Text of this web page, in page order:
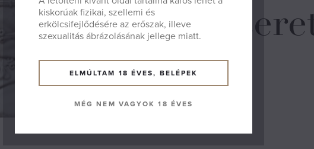
a halál
kiskorúak fizikai, szellemi és
erkölcsifejlődésére az erőszak, illeve
szexualitás ábrázolásának jellege miatt.
ELMÚLTAM 18 ÉVES, BELÉPEK
MÉG NEM VAGYOK 18 ÉVES